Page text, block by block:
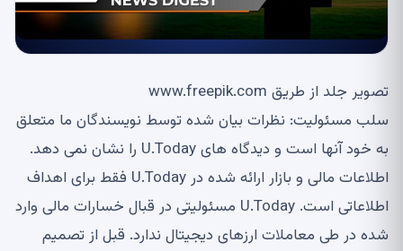
تصویر جلد از طریق www.freepik.com
سلب مسئولیت: نظرات بیان شده توسط نویسندگان ما متعلق
به خود آنها است و دیدگاه های U.Today را نشان نمی دهد.
اطلاعات مالی و بازار ارائه شده در U.Today فقط برای اهداف
اطلاعاتی است. U.Today مسئولیتی در قبال خسارات مالی وارد
شده در طی معاملات ارزهای دیجیتال ندارد. قبل از تصمیم